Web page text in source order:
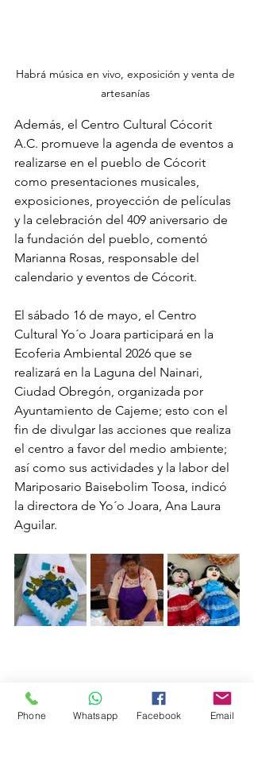
Habrá música en vivo, exposición y venta de
artesanías
Además, el Centro Cultural Cócorit
A.C. promueve la agenda de eventos a
realizarse en el pueblo de Cócorit
como presentaciones musicales,
exposiciones, proyección de películas
y la celebración del 409 aniversario de
la fundación del pueblo, comentó
Marianna Rosas, responsable del
calendario y eventos de Cócorit.
El sábado 16 de mayo, el Centro
Cultural Yo´o Joara participará en la
Ecoferia Ambiental 2026 que se
realizará en la Laguna del Nainari,
Ciudad Obregón, organizada por
Ayuntamiento de Cajeme; esto con el
fin de divulgar las acciones que realiza
el centro a favor del medio ambiente;
así como sus actividades y la labor del
Mariposario Baisebolim Toosa, indicó
la directora de Yo´o Joara, Ana Laura
Aguilar.
Phone Whatsapp Facebook Email